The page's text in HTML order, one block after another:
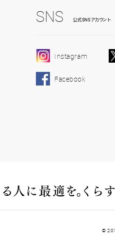
SNS 公式SNSアカウント
Instagram
Facebook
©